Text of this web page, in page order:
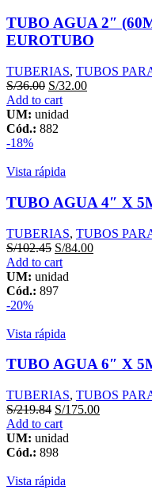
TUBO AGUA 2″
EUROTUBO
TUBERIAS, TUBOS
S/36.00 S/32.00
Add to cart
UM: unidad
Cód.: 882
-18%
Vista rápida
TUBO AGUA 4″ X
TUBERIAS, TUBOS
S/102.45 S/84.00
Add to cart
UM: unidad
Cód.: 897
-20%
Vista rápida
TUBO AGUA 6″ X
TUBERIAS, TUBOS
S/219.84 S/175.00
Add to cart
UM: unidad
Cód.: 898
Vista rápida